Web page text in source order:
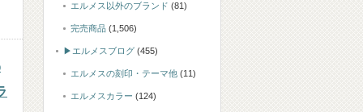
エルメス以外のブランド (81)
完売商品 (1,506)
▶エルメスブログ (455)
エルメスの刻印・テーマ他 (11)
エルメスカラー (124)